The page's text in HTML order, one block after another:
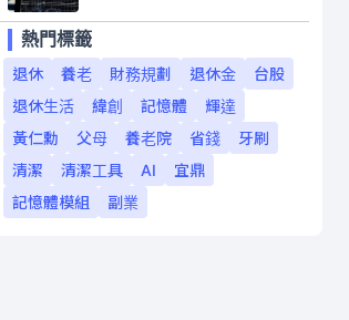
熱門標籤
退休
養老 財務規劃 退休金
台股
退休生活
緯創 記憶體
輝達
黃仁勳
父母 養老院 省錢
牙刷
清潔
清潔工具 AI
宜鼎
記憶體模組
副業